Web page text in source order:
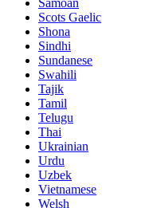
Scots Gaelic
Shona
Sindhi
Sundanese
Swahili
Tajik
Tamil
Telugu
Thai
Ukrainian
Urdu
Uzbek
Vietnamese
Welsh